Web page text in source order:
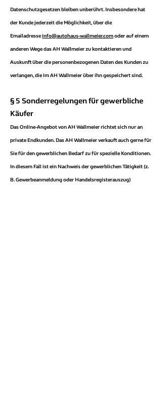
Datenschutzgesetzen bleiben unberührt. Insbesondere hat
der Kunde jederzeit die Möglichkeit, über die
Emailadresseinfo@autohaus-wallmeier.comoder auf einem
anderen Wege das AH Wallmeier zu kontaktieren und
Auskunft über die personenbezogenen Daten des Kunden zu
verlangen, die im AH Wallmeier über ihn gespeichert sind.
§ 5 Sonderregelungen für gewerbliche
Käufer
Das Online-Angebot von AH Wallmeier richtet sich nur an
private Endkunden. Das AH Wallmeier verkauft auch gerne für
Sie für den gewerblichen Bedarf zu für spezielle Konditionen.
In diesem Fall ist ein Nachweis der gewerblichen Tätigkeit (z.
B. Gewerbeanmeldung oder Handelsregisterauszug)